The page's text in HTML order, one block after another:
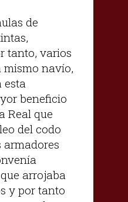
de
tanto, varios
mismo navío,
esta
beneficio
Real que
del codo
armadores
arrojaba
y por tanto